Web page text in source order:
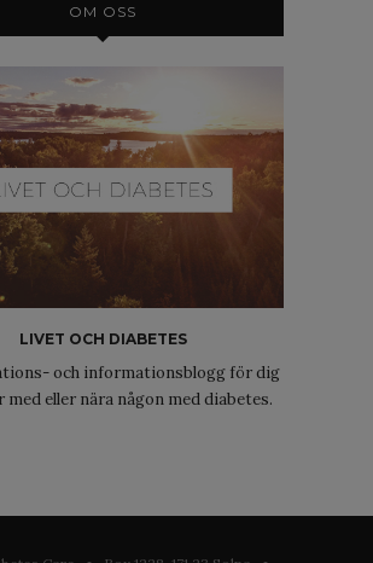
OM OSS
LIVET OCH DIABETES
och informationsblogg för dig
med eller nära någon med diabetes.